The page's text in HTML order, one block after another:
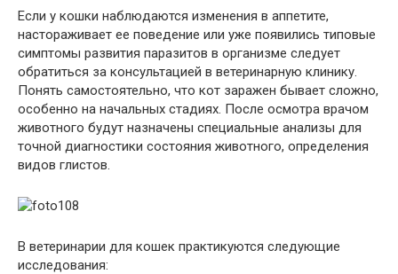
Если у кошки наблюдаются изменения в аппетите,
настораживает ее поведение или уже появились типовые
симптомы развития паразитов в организме следует
обратиться за консультацией в ветеринарную клинику.
Понять самостоятельно, что кот заражен бывает сложно,
особенно на начальных стадиях. После осмотра врачом
животного будут назначены специальные анализы для
точной диагностики состояния животного, определения
видов глистов.
В ветеринарии для кошек практикуются следующие
исследования: